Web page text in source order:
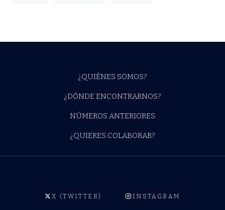
¿QUIÉNES SOMOS?
¿DÓNDE ENCONTRARNOS?
NÚMEROS ANTERIORES
¿QUIERES COLABORAR?
X (TWITTER) INSTAGRAM